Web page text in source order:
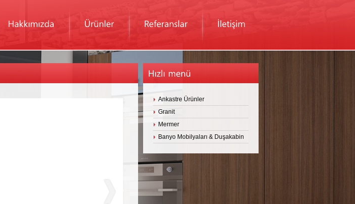
Ankastre Ürünler
Granit
Mermer
Banyo Mobilyaları & Duşakabin